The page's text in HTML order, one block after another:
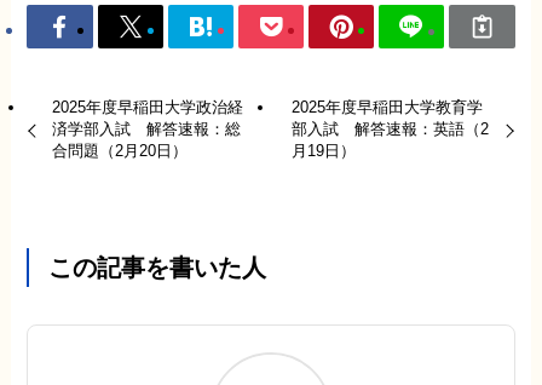
2025年度早稲田大学政治経
済学部入試 解答速報：総
合問題（2月20日）
2025年度早稲田大学教育学
部入試 解答速報：英語（2
月19日）
この記事を書いた人